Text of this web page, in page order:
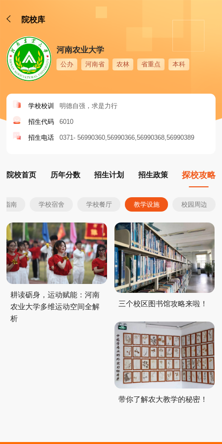
院校库
河南农业大学
公办 河南省 农林 省重点 本科
学校校训 明德自强，求是力行
招生代码 6010
招生电话 0371- 56990360 56990366 56990368 56990389
院校首页 历年分数 招生计划 招生政策 探校攻略
指南 学校宿舍 学校餐厅 教学设施 校园周边
耕读砺身，运动赋能：河南
农业大学多维运动空间全解
析
三个校区图书馆攻略来啦！
带你了解农大教学的秘密！